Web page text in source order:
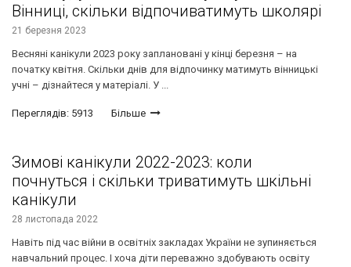
Вінниці, скільки відпочиватимуть школярі
21 березня 2023
Весняні канікули 2023 року заплановані у кінці березня – на
початку квітня. Скільки днів для відпочинку матимуть вінницькі
учні – дізнайтеся у матеріалі. У ...
Переглядів: 5913 Більше
Зимові канікули 2022-2023: коли
почнуться і скільки триватимуть шкільні
канікули
28 листопада 2022
Навіть під час війни в освітніх закладах України не зупиняється
навчальний процес. І хоча діти переважно здобувають освіту